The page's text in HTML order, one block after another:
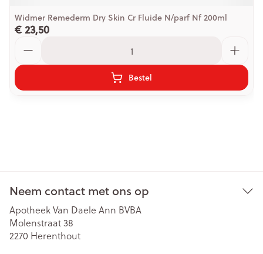
Widmer Remederm Dry Skin Cr Fluide N/parf Nf 200ml
€ 23,50
Bestel
Neem contact met ons op
Apotheek Van Daele Ann BVBA
Molenstraat 38
2270 Herenthout